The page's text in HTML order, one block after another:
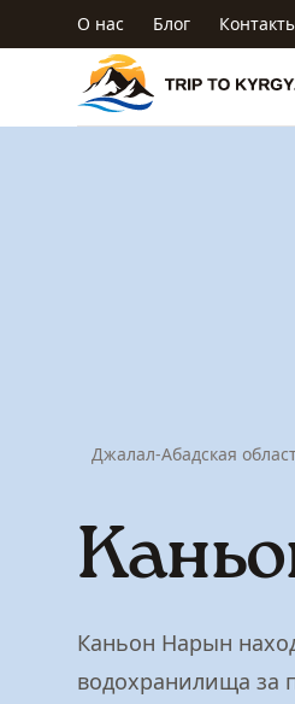
Перейти к основному
О нас Блог
Trip to Kyrgyzstan
Джалал-Абадская
Каньон Нарын
водохранилища за